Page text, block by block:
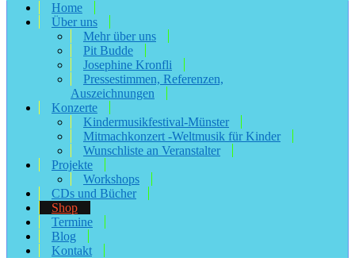
Home
Über uns
Mehr über uns
Pit Budde
Josephine Kronfli
Pressestimmen, Referenzen,
Auszeichnungen
Konzerte
Kindermusikfestival-Münster
Mitmachkonzert -Weltmusik für Kinder
Wunschliste an Veranstalter
Projekte
Workshops
CDs und Bücher
Shop
Termine
Blog
Kontakt